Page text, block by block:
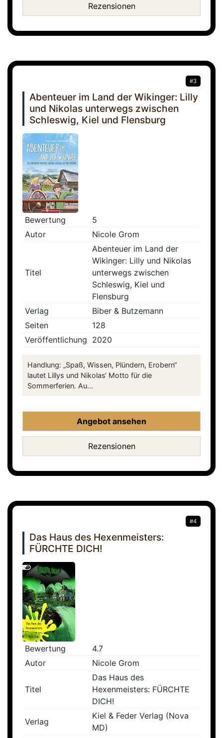
Rezensionen
#3
Abenteuer im Land der Wikinger: Lilly
und Nikolas unterwegs zwischen
Schleswig, Kiel und Flensburg
Bewertung
5
Autor
Nicole Grom
Titel
Abenteuer im Land der
Wikinger: Lilly und Nikolas
unterwegs zwischen
Schleswig, Kiel und
Flensburg
Verlag
Biber & Butzemann
Seiten
128
Veröffentlichung 2020
Handlung: „Spaß, Wissen, Plündern, Erobern“
lautet Lillys und Nikolas‘ Motto für die
Sommerferien. Au...
Angebot ansehen
Rezensionen
#4
Das Haus des Hexenmeisters:
FÜRCHTE DICH!
Bewertung
4.7
Autor
Nicole Grom
Titel
Das Haus des
Hexenmeisters: FÜRCHTE
DICH!
Verlag
Kiel & Feder Verlag (Nova
MD)